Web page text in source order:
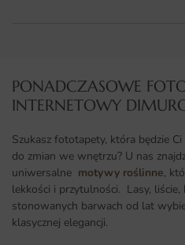
PONADCZASOWE
INTERNETOWY
Szukasz fototapety, która będzie
do zmian we wnętrzu? U nas
uniwersalne motywy roślinne,
lekkości i przytulności. Lasy,
stonowanych barwach od lat
klasycznej elegancji.